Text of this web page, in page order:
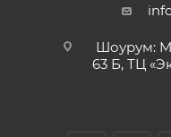
Шоурум:
63 Б, ТЦ